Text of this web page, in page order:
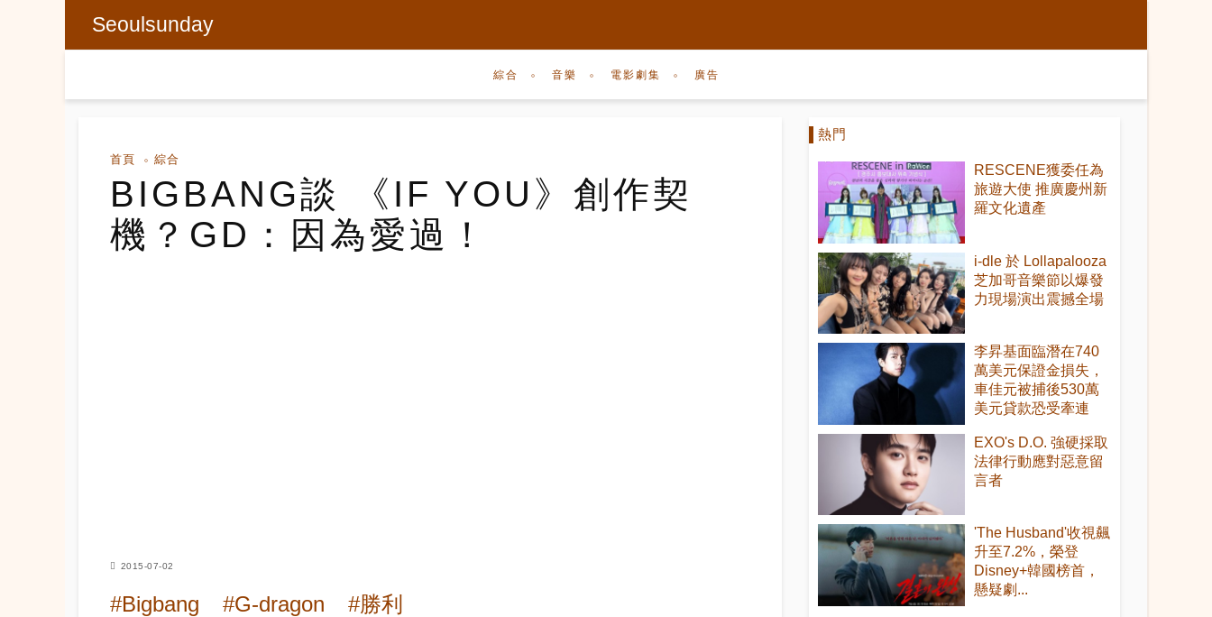
Seoulsunday
綜合 音樂 電影劇集 廣告
首頁 綜合
BIGBANG談 《IF YOU》創作契
機？GD：因為愛過！
2015-07-02
#Bigbang #G-dragon #勝利
熱門
RESCENE獲委任為
旅遊大使 推廣慶州新
羅文化遺產
i-dle 於 Lollapalooza
芝加哥音樂節以爆發
力現場演出震撼全場
李昇基面臨潛在740
萬美元保證金損失，
車佳元被捕後530萬
美元貸款恐受牽連
EXO's D.O. 強硬採取
法律行動應對惡意留
言者
'The Husband'收視飆
升至7.2%，榮登
Disney+韓國榜首，
懸疑劇...